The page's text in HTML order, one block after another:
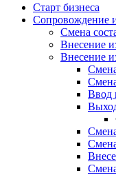
Старт бизнеса
Сопровождение
Смена
Внесение
Внесение
Ввод